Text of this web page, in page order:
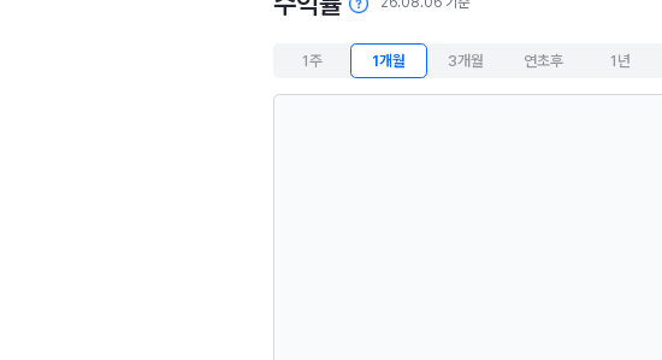
1주 1개월 3개월 연초후 1년